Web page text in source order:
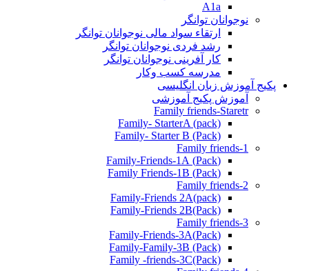
A1a
نوجوانان توانگر
ارتقاء سواد مالی نوجوانان توانگر
رشد فردی نوجوانان توانگر
کار آفرینی نوجوانان توانگر
مدرسه کسب وکار
پکیج آموزش زبان انگلیسی
آموزش پکیج آموزشی
Family friends-Staretr
Family- StarterA (pack)
Family- Starter B (Pack)
Family friends-1
(Pack) Family-Friends-1A
(Pack) Family Friends-1B
Family friends-2
Family-Friends 2A(pack)
Family-Friends 2B(Pack)
Family friends-3
(Pack)Family-Friends-3A
Family-Family-3B (Pack)
Family -friends-3C(Pack)